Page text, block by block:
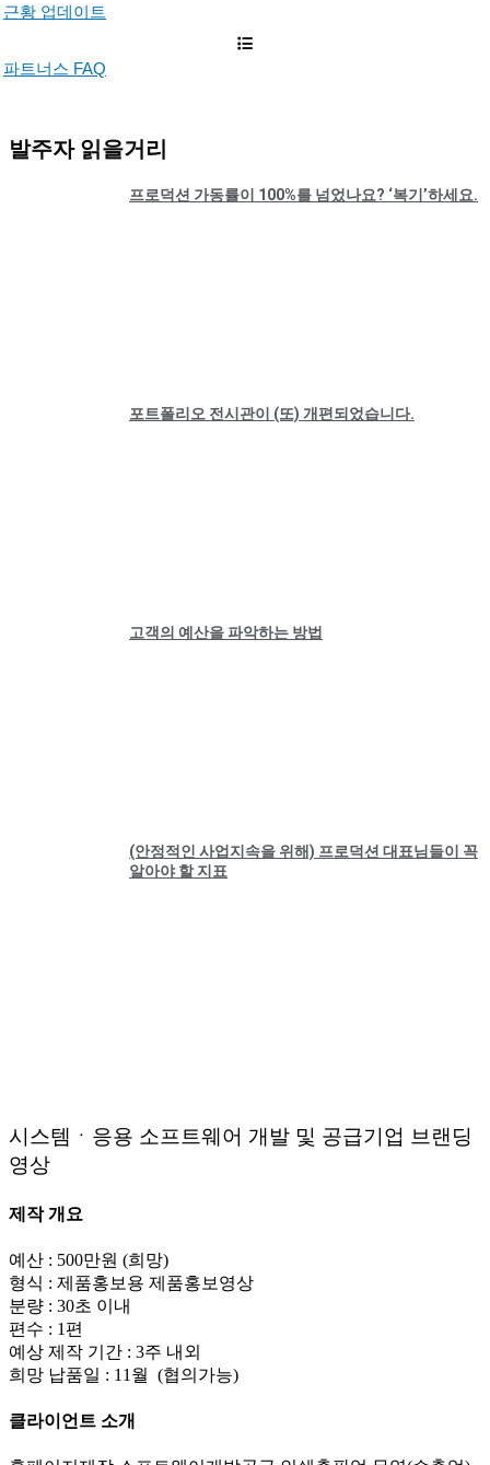
근황 업데이트
파트너스 FAQ
발주자 읽을거리
프로덕션 가동률이 100%를 넘었나요? ‘복기’하세요.
포트폴리오 전시관이 (또) 개편되었습니다.
고객의 예산을 파악하는 방법
(안정적인 사업지속을 위해) 프로덕션 대표님들이 꼭
알아야 할 지표
시스템ㆍ응용 소프트웨어 개발 및 공급기업 브랜딩
영상
제작 개요
예산 : 500만원 (희망)
형식 : 제품홍보용 제품홍보영상
분량 : 30초 이내
편수 : 1편
예상 제작 기간 : 3주 내외
희망 납품일 : 11월 (협의가능)
클라이언트 소개